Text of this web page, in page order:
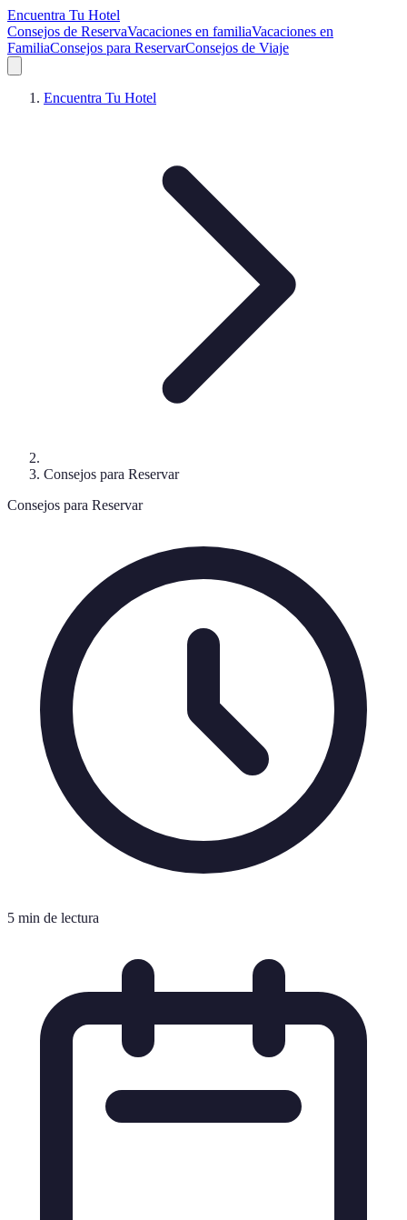
Encuentra Tu Hotel
Consejos de ReservaVacaciones en familiaVacaciones en
FamiliaConsejos para ReservarConsejos de Viaje
Encuentra Tu Hotel
Consejos para Reservar
Consejos para Reservar
5 min de lectura